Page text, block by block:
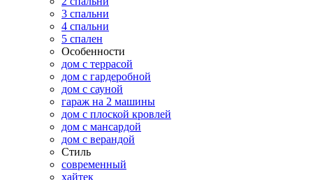
3 спальни
4 спальни
5 спален
Особенности
дом с террасой
дом с гардеробной
дом с сауной
гараж на 2 машины
дом с плоской кровлей
дом с мансардой
дом с верандой
Стиль
современный
хайтек